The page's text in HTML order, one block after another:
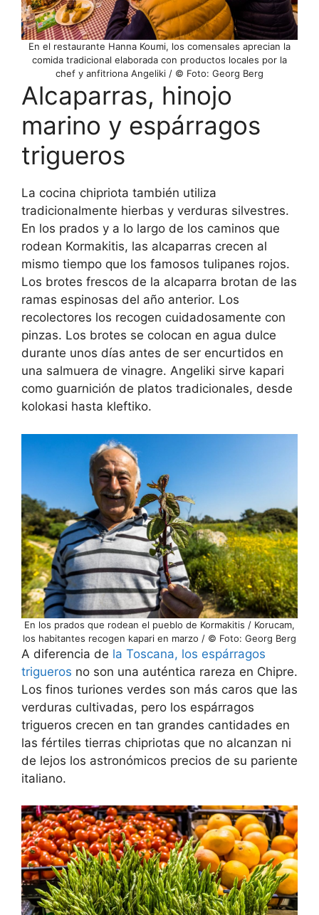
En el restaurante Hanna Koumi, los comensales aprecian la
comida tradicional elaborada con productos locales por la
chef y anfitriona Angeliki / © Foto: Georg Berg
Alcaparras, hinojo
marino y espárragos
trigueros
La cocina chipriota también utiliza
tradicionalmente hierbas y verduras silvestres.
En los prados y a lo largo de los caminos que
rodean Kormakitis, las alcaparras crecen al
mismo tiempo que los famosos tulipanes rojos.
Los brotes frescos de la alcaparra brotan de las
ramas espinosas del año anterior. Los
recolectores los recogen cuidadosamente con
pinzas. Los brotes se colocan en agua dulce
durante unos días antes de ser encurtidos en
una salmuera de vinagre. Angeliki sirve kapari
como guarnición de platos tradicionales, desde
kolokasi hasta kleftiko.
En los prados que rodean el pueblo de Kormakitis / Korucam,
los habitantes recogen kapari en marzo / © Foto: Georg Berg
A diferencia de la Toscana, los espárragos
trigueros no son una auténtica rareza en Chipre.
Los finos turiones verdes son más caros que las
verduras cultivadas, pero los espárragos
trigueros crecen en tan grandes cantidades en
las fértiles tierras chipriotas que no alcanzan ni
de lejos los astronómicos precios de su pariente
italiano.